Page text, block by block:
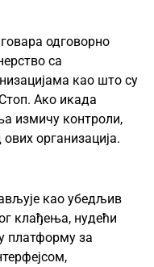
одговорно
са
као што су
Ако икада
измичу контроли,
организација.
као убедљив
клађења, нудећи
платформу за